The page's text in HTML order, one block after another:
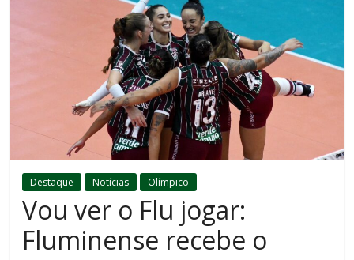
Destaque Notícias Olímpico
Vou ver o Flu jogar:
Fluminense recebe o